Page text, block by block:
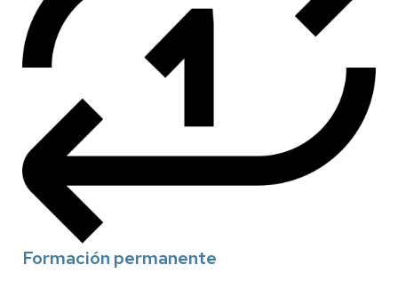
Formación permanente